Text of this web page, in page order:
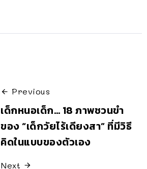
Previous
เด็กหนอเด็ก… 18 ภาพชวนขำ
ของ “เด็กวัยไร้เดียงสา” ที่มีวิธี
คิดในแบบของตัวเอง
Next